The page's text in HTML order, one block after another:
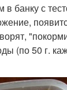
в банку с
(по 50 г.